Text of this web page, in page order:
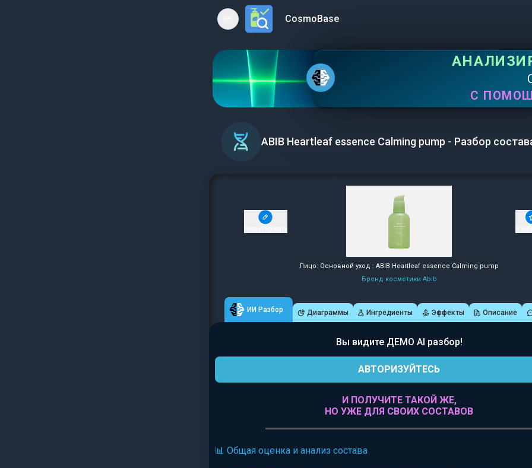
Open main menuCosmoBase
С
ABIB Heartleaf essence Calming pump - Разбор
Лицо: Основной уход : ABIB Heartleaf essence Calming pump
Бренд косметики Abib
ИИ Разбор Диаграммы Ингредиенты Эффекты Описание
Вы видите ДЕМО AI разбор!
АВТОРИЗУЙТЕСЬ
И ПОЛУЧИТЕ ТАКОЙ ЖЕ,
НО УЖЕ ДЛЯ СВОИХ СОСТАВОВ
📊 Общая оценка и анализ состава